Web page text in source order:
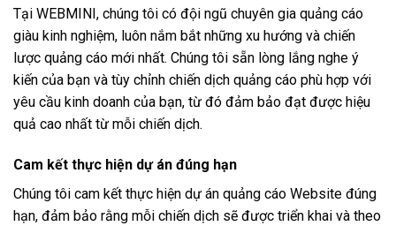
Tại WEBMINI, chúng tôi có đội ngũ chuyên gia quảng cáo
giàu kinh nghiệm, luôn nắm bắt những xu hướng và chiến
lược quảng cáo mới nhất. Chúng tôi sẵn lòng lắng nghe ý
kiến của bạn và tùy chỉnh chiến dịch quảng cáo phù hợp với
yêu cầu kinh doanh của bạn, từ đó đảm bảo đạt được hiệu
quả cao nhất từ mỗi chiến dịch.
Cam kết thực hiện dự án đúng hạn
Chúng tôi cam kết thực hiện dự án quảng cáo Website đúng
hạn, đảm bảo rằng mỗi chiến dịch sẽ được triển khai và theo